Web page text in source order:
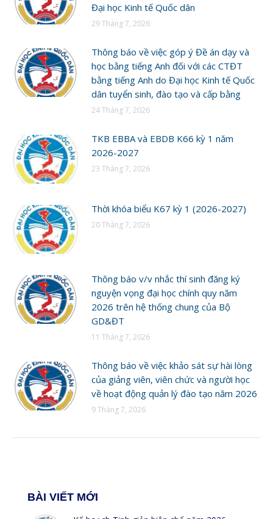
Đại học Kinh tế Quốc dân
29 Tháng 7, 2026
Thông báo về việc góp ý Đề án dạy và
học bằng tiếng Anh đối với các CTĐT
bằng tiếng Anh do Đại học Kinh tế Quốc
dân tuyển sinh, đào tạo và cấp bằng
24 Tháng 7, 2026
TKB EBBA và EBDB K66 kỳ 1 năm
2026-2027
23 Tháng 7, 2026
Thời khóa biểu K67 kỳ 1 (2026-2027)
20 Tháng 7, 2026
Thông báo v/v nhắc thí sinh đăng ký
nguyện vọng đại học chính quy năm
2026 trên hệ thống chung của Bộ
GD&ĐT
11 Tháng 7, 2026
Thông báo về việc khảo sát sự hài lòng
của giảng viên, viên chức và người học
về hoạt động quản lý đào tạo năm 2026
9 Tháng 7, 2026
BÀI VIẾT MỚI